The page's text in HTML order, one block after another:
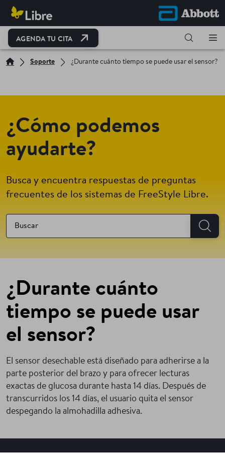
AGENDA TU CITA
Soporte ¿Durante cuánto tiempo se puede usar el sensor?
¿Cómo podemos
ayudarte?
Busca y encuentra respuestas de preguntas
frecuentes de los sistemas de FreeStyle Libre.
¿Durante cuánto
tiempo se puede usar
el sensor?
El sensor desechable está diseñado para adherirse a la
parte posterior del brazo y para ofrecer lecturas
exactas de glucosa durante hasta 14 días. Después de
transcurridos los 14 días, el usuario quita el sensor
despegando la almohadilla adhesiva.